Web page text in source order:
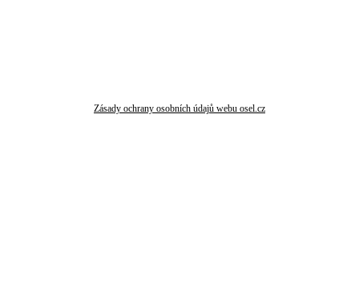
Zásady ochrany osobních údajů webu osel.cz